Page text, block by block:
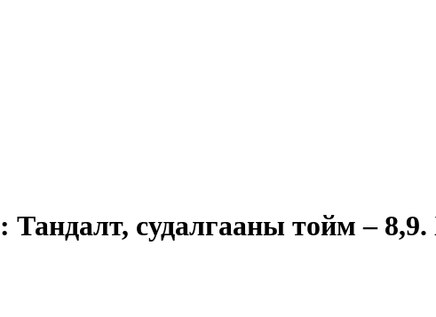
Тандалт, судалгааны тойм –